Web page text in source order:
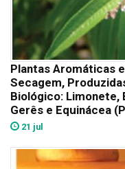
Plantas Aromáticas
Secagem,
Biológico: Limonete,
Gerês e Equinácea
21 jul